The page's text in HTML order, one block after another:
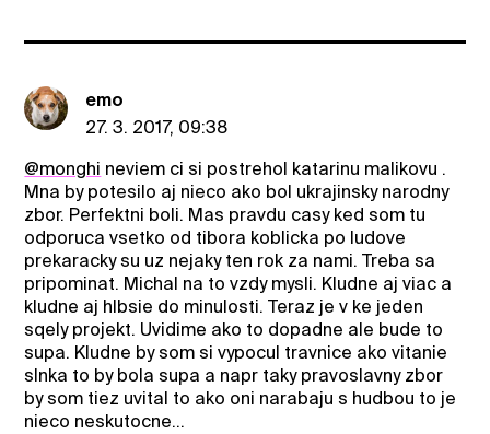
emo
27. 3. 2017, 09:38
@monghi neviem ci si postrehol katarinu malikovu .
Mna by potesilo aj nieco ako bol ukrajinsky narodny
zbor. Perfektni boli. Mas pravdu casy ked som tu
odporuca vsetko od tibora koblicka po ludove
prekaracky su uz nejaky ten rok za nami. Treba sa
pripominat. Michal na to vzdy mysli. Kludne aj viac a
kludne aj hlbsie do minulosti. Teraz je v ke jeden
sqely projekt. Uvidime ako to dopadne ale bude to
supa. Kludne by som si vypocul travnice ako vitanie
slnka to by bola supa a napr taky pravoslavny zbor
by som tiez uvital to ako oni narabaju s hudbou to je
nieco neskutocne...